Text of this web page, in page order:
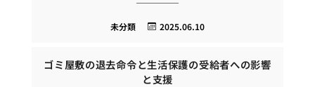
2025.06.10
未分類
ゴミ屋敷の退去命令と生活保護の受給者への影響
と支援